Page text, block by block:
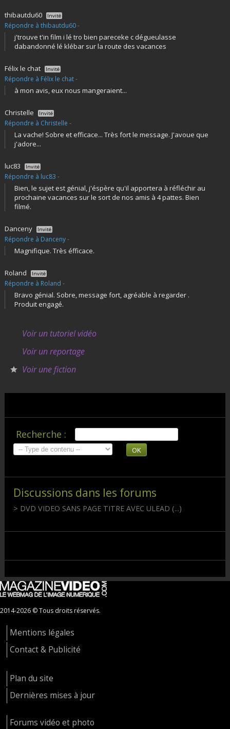
thibautdu60 Invité
Répondre à thibautdu60-
j'trouve t'in film i lé tro bien pareceke c dégueulasse
dabandonné lé klébar sur la route des vacances
Félix le chat Invité
Répondre à Félix le chat-
à mon avis, eux nous mangeraient...
Christelle Invité
Répondre à Christelle -
La vache! Sobre et efficace... Très fort le message. J'avoue que
j'adore...
luc83 Invité
Répondre à luc83 -
Bien, le sujet est génial, j'éspère qu'il apportera à réfléchir au
prochaine vacances sur le sort de nos amis à 4 pattes. Bien
filmé.
Danceny Invité
Répondre à Danceny-
Magnifique. Très éfficace.
Roland Invité
Répondre à Roland -
Bravo génial. Sobre, message fort, agréable à regarder .
Produit engagé.
Voir un tutoriel vidéo
Voir un reportage
Voir une fiction
Recherche :
OK
Discussions dans les forums
> DVD VIDEO SANS PAGE TITRE AVEC ULEAD (...)
2014-2026 © Tous droits réservés.
Mentions légales
Contact & Publicité
Plan du site
Dernières mises à jour
Forums vidéo et photo